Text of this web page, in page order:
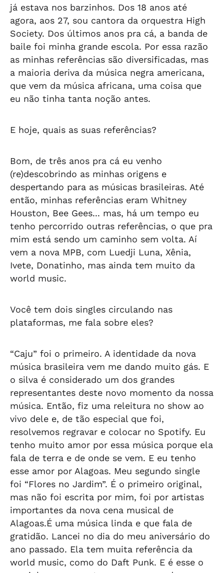
já estava nos barzinhos. Dos 18 anos até
agora, aos 27, sou cantora da orquestra High
Society. Dos últimos anos pra cá, a banda de
baile foi minha grande escola. Por essa razão
as minhas referências são diversificadas, mas
a maioria deriva da música negra americana,
que vem da música africana, uma coisa que
eu não tinha tanta noção antes.
E hoje, quais as suas referências?
Bom, de três anos pra cá eu venho
(re)descobrindo as minhas origens e
despertando para as músicas brasileiras. Até
então, minhas referências eram Whitney
Houston, Bee Gees... mas, há um tempo eu
tenho percorrido outras referências, o que pra
mim está sendo um caminho sem volta. Aí
vem a nova MPB, com Luedji Luna, Xênia,
Ivete, Donatinho, mas ainda tem muito da
world music.
Você tem dois singles circulando nas
plataformas, me fala sobre eles?
“Caju” foi o primeiro. A identidade da nova
música brasileira vem me dando muito gás. E
o silva é considerado um dos grandes
representantes deste novo momento da nossa
música. Então, fiz uma releitura no show ao
vivo dele e, de tão especial que foi,
resolvemos regravar e colocar no Spotify. Eu
tenho muito amor por essa música porque ela
fala de terra e de onde se vem. E eu tenho
esse amor por Alagoas. Meu segundo single
foi “Flores no Jardim”. É o primeiro original,
mas não foi escrita por mim, foi por artistas
importantes da nova cena musical de
Alagoas.É uma música linda e que fala de
gratidão. Lancei no dia do meu aniversário do
ano passado. Ela tem muita referência da
world music, como do Daft Punk. E é esse o